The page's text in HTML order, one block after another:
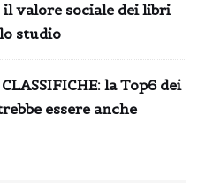
valore sociale dei libri
studio
la Top6 dei
essere anche